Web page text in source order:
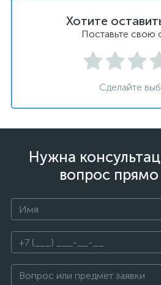
Хотите
Поставьте свою
Сделайте
Нужна
вопрос прямо